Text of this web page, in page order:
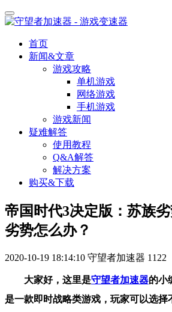
首页
新闻&文章
游戏攻略
单机游戏
网络游戏
手机游戏
游戏新闻
疑难解答
使用教程
Q&A解答
解决方案
购买&下载
帝国时代3决定版：苏族
劣势怎么办？
2020-10-19 18:14:10 守望者加速器 1122
大家好，这里是守望者加速器的小
是一款即时战略类游戏，玩家可以选择